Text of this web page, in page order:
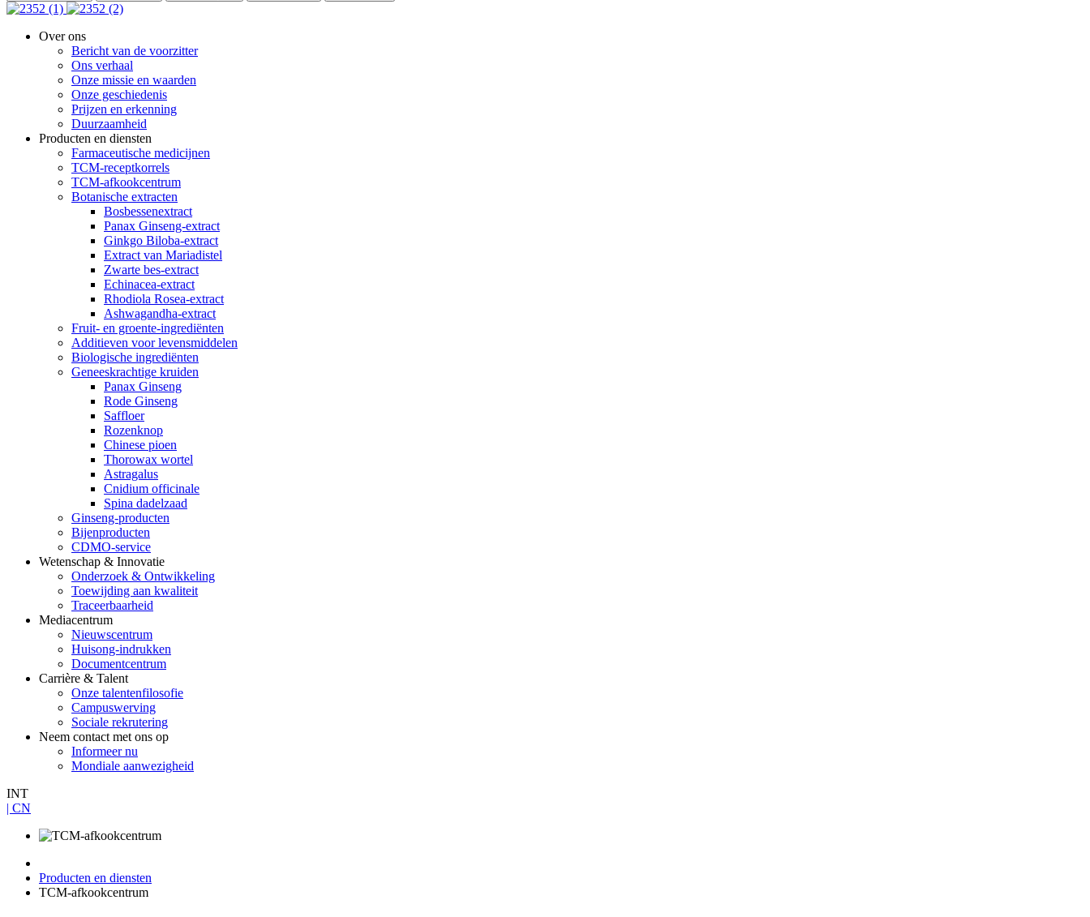
Over ons
Bericht van de voorzitter
Ons verhaal
Onze missie en waarden
Onze geschiedenis
Prijzen en erkenning
Duurzaamheid
Producten en diensten
Farmaceutische medicijnen
TCM-receptkorrels
TCM-afkookcentrum
Botanische extracten
Bosbessenextract
Panax Ginseng-extract
Ginkgo Biloba-extract
Extract van Mariadistel
Zwarte bes-extract
Echinacea-extract
Rhodiola Rosea-extract
Ashwagandha-extract
Fruit- en groente-ingrediënten
Additieven voor levensmiddelen
Biologische ingrediënten
Geneeskrachtige kruiden
Panax Ginseng
Rode Ginseng
Saffloer
Rozenknop
Chinese pioen
Thorowax wortel
Astragalus
Cnidium officinale
Spina dadelzaad
Ginseng-producten
Bijenproducten
CDMO-service
Wetenschap & Innovatie
Onderzoek & Ontwikkeling
Toewijding aan kwaliteit
Traceerbaarheid
Mediacentrum
Nieuwscentrum
Huisong-indrukken
Documentcentrum
Carrière & Talent
Onze talentenfilosofie
Campuswerving
Sociale rekrutering
Neem contact met ons op
Informeer nu
Mondiale aanwezigheid
INT
| CN
Producten en diensten
TCM-afkookcentrum